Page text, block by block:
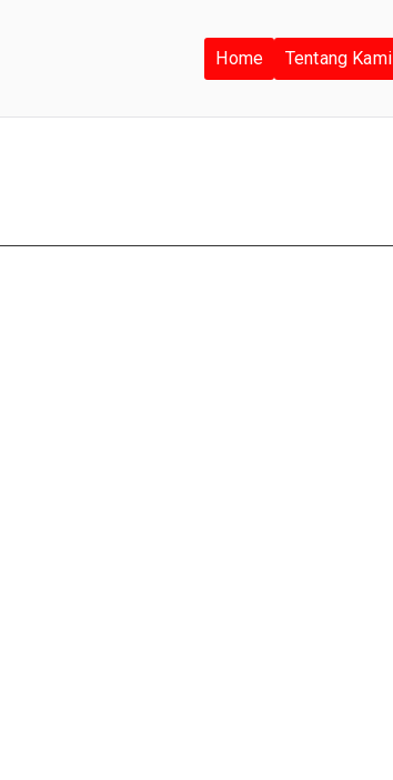
Home Tentang Kami